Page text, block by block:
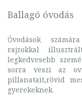
Ballagó óvodás
Óvodások
rajzokkal
legkedvesebb
sorra veszi az
pillanatait,rövid
gyerekeknek.